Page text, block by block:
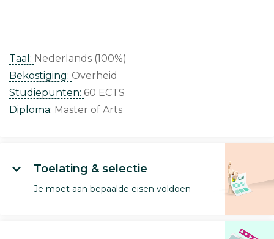
Taal: Nederlands (100%)
Bekostiging: Overheid
Studiepunten: 60 ECTS
Diploma: Master of Arts
Toelating & selectie
Je moet aan bepaalde eisen voldoen